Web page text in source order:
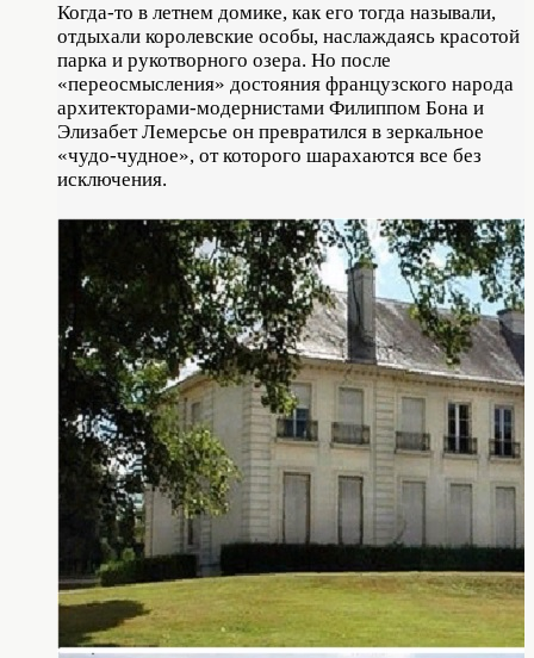
Когда-то в летнем домике, как его тогда называли,
отдыхали королевские особы, наслаждаясь красотой
парка и рукотворного озера. Но после
«переосмысления» достояния французского народа
архитекторами-модернистами Филиппом Бона и
Элизабет Лемерсье он превратился в зеркальное
«чудо-чудное», от которого шарахаются все без
исключения.